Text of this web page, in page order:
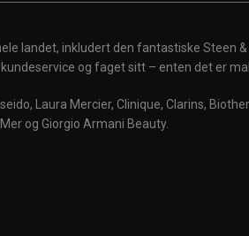
landet, inkludert den fantastiske Steen
og faget sitt – enten det er
Laura Mercier, Clinique, Clarins,
og Giorgio Armani Beauty.